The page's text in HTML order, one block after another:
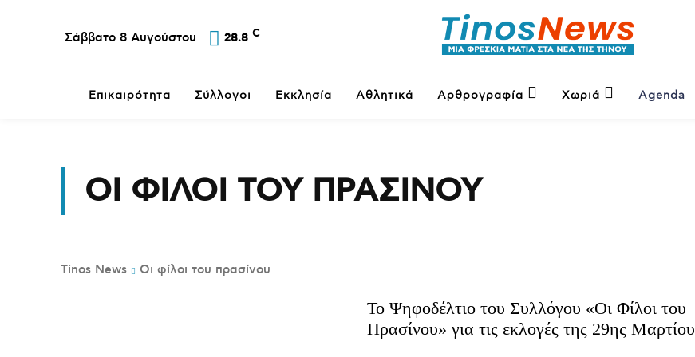
Σάββατο 8 Αυγούστου 28.8 C
Επικαιρότητα Σύλλογοι Εκκλησία Αθλητικά Αρθρογραφία Χωριά Agenda
ΟΙ ΦΊΛΟΙ ΤΟΥ ΠΡΑΣΊΝΟΥ
Tinos News Οι φίλοι του πρασίνου
Το Ψηφοδέλτιο του Συλλόγου «Οι Φίλοι του
Πρασίνου» για τις εκλογές της 29ης Μαρτίου